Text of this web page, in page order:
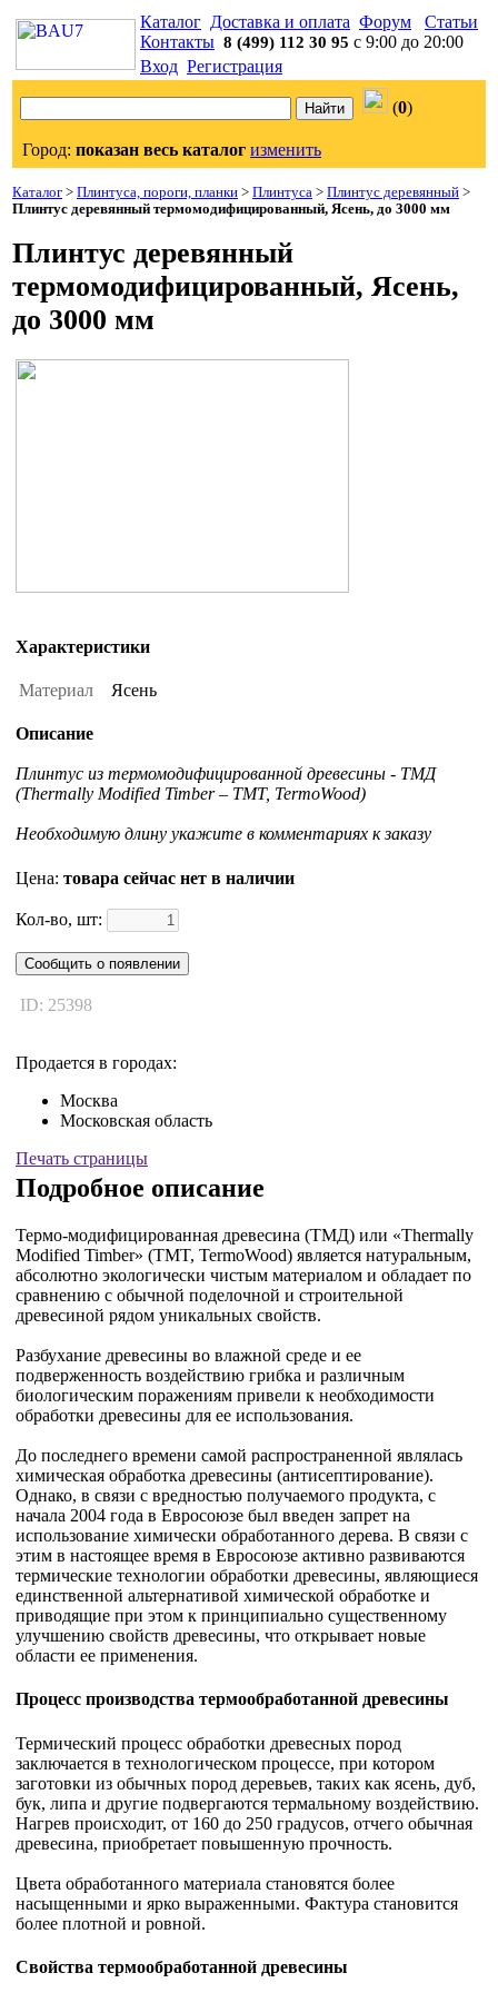
Каталог Доставка и оплата Форум
Статьи
Контакты 8 (499) 112 30 95 с 9:00 до 20:00
Вход Регистрация
(0)
Город: показан весь каталог изменить
Каталог > Плинтуса, пороги, планки > Плинтуса > Плинтус деревянный >
Плинтус деревянный термомодифицированный, Ясень, до 3000 мм
Плинтус деревянный
термомодифицированный, Ясень,
до 3000 мм
Характеристики
Материал Ясень
Описание
Плинтус из термомодифицированной древесины - ТМД
(Thermally Modified Timber – TMT, TermoWood)
Необходимую длину укажите в комментариях к заказу
Цена: товара сейчас нет в наличии
Кол-во, шт:
Сообщить о появлении
ID: 25398
Продается в городах:
Москва
Московская область
Печать страницы
Подробное описание
Термо-модифицированная древесина (ТМД) или «Thermally
Modified Timber» (TMT, TermoWood) является натуральным,
абсолютно экологически чистым материалом и обладает по
сравнению с обычной поделочной и строительной
древесиной рядом уникальных свойств.
Разбухание древесины во влажной среде и ее
подверженность воздействию грибка и различным
биологическим поражениям привели к необходимости
обработки древесины для ее использования.
До последнего времени самой распространенной являлась
химическая обработка древесины (антисептирование).
Однако, в связи с вредностью получаемого продукта, с
начала 2004 года в Евросоюзе был введен запрет на
использование химически обработанного дерева. В связи с
этим в настоящее время в Евросоюзе активно развиваются
термические технологии обработки древесины, являющиеся
единственной альтернативой химической обработке и
приводящие при этом к принципиально существенному
улучшению свойств древесины, что открывает новые
области ее применения.
Процесс производства термообработанной древесины
Термический процесс обработки древесных пород
заключается в технологическом процессе, при котором
заготовки из обычных пород деревьев, таких как ясень, дуб,
бук, липа и другие подвергаются термальному воздействию.
Нагрев происходит, от 160 до 250 градусов, отчего обычная
древесина, приобретает повышенную прочность.
Цвета обработанного материала становятся более
насыщенными и ярко выраженными. Фактура становится
более плотной и ровной.
Свойства термообработанной древесины